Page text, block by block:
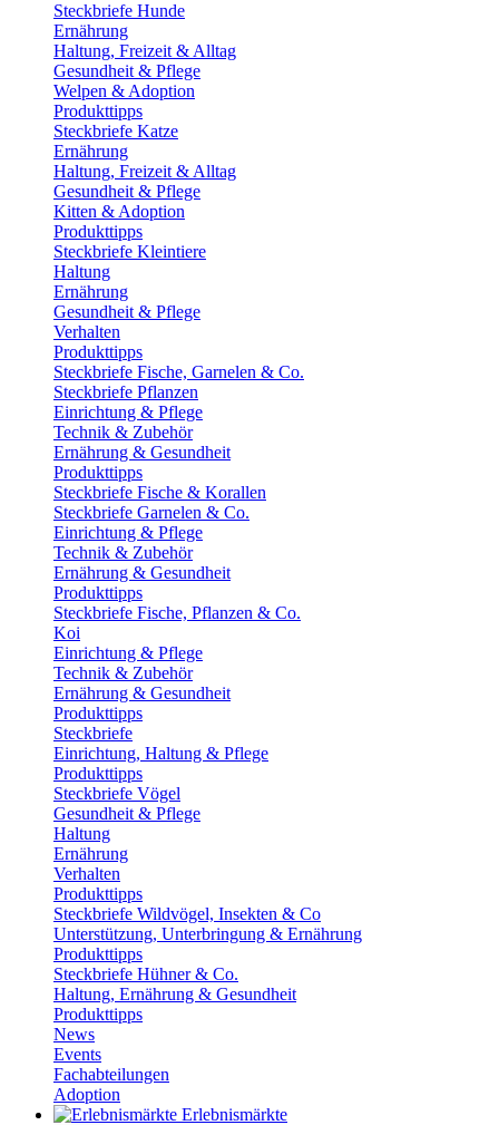
Steckbriefe Hunde
Ernährung
Haltung, Freizeit & Alltag
Gesundheit & Pflege
Welpen & Adoption
Produkttipps
Steckbriefe Katze
Ernährung
Haltung, Freizeit & Alltag
Gesundheit & Pflege
Kitten & Adoption
Produkttipps
Steckbriefe Kleintiere
Haltung
Ernährung
Gesundheit & Pflege
Verhalten
Produkttipps
Steckbriefe Fische, Garnelen & Co.
Steckbriefe Pflanzen
Einrichtung & Pflege
Technik & Zubehör
Ernährung & Gesundheit
Produkttipps
Steckbriefe Fische & Korallen
Steckbriefe Garnelen & Co.
Einrichtung & Pflege
Technik & Zubehör
Ernährung & Gesundheit
Produkttipps
Steckbriefe Fische, Pflanzen & Co.
Koi
Einrichtung & Pflege
Technik & Zubehör
Ernährung & Gesundheit
Produkttipps
Steckbriefe
Einrichtung, Haltung & Pflege
Produkttipps
Steckbriefe Vögel
Gesundheit & Pflege
Haltung
Ernährung
Verhalten
Produkttipps
Steckbriefe Wildvögel, Insekten & Co
Unterstützung, Unterbringung & Ernährung
Produkttipps
Steckbriefe Hühner & Co.
Haltung, Ernährung & Gesundheit
Produkttipps
News
Events
Fachabteilungen
Adoption
Erlebnismärkte